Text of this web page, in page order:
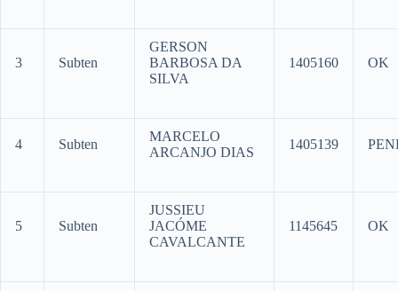
3 Subten
GERSON
BARBOSA DA
SILVA
1405160 OK
4 Subten
MARCELO
ARCANJO DIAS
1405139
5 Subten
JUSSIEU
JACÓME
CAVALCANTE
1145645 OK